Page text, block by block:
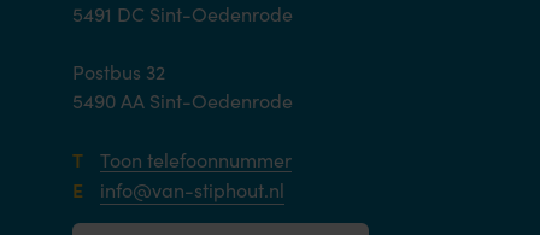
5491 DC Sint-Oedenrode
Postbus 32
5490 AA Sint-Oedenrode
T Toon telefoonnummer
E info@van-stiphout.nl